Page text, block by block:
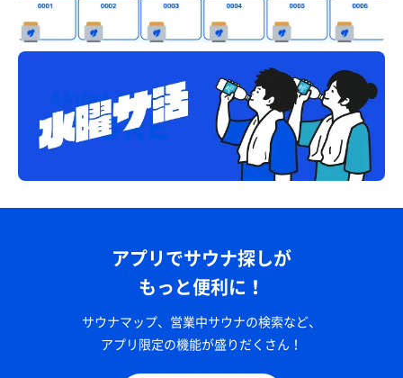
アプリでサウナ探しが
もっと便利に！
サウナマップ、営業中サウナの検索など、
アプリ限定の機能が盛りだくさん！